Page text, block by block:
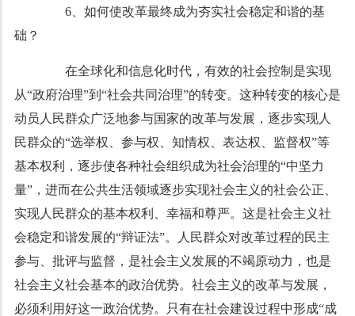
6、如何使改革最终成为夯实社会稳定和谐的基
础？
在全球化和信息化时代，有效的社会控制是实现
从“政府治理”到“社会共同治理”的转变。这种转变的核心是
动员人民群众广泛地参与国家的改革与发展，逐步实现人
民群众的“选举权、参与权、知情权、表达权、监督权”等
基本权利，逐步使各种社会组织成为社会治理的“中坚力
量”，进而在公共生活领域逐步实现社会主义的社会公正、
实现人民群众的基本权利、幸福和尊严。这是社会主义社
会稳定和谐发展的“辩证法”。人民群众对改革过程的民主
参与、批评与监督，是社会主义发展的不竭原动力，也是
社会主义社会基本的政治优势。社会主义的改革与发展，
必须利用好这一政治优势。只有在社会建设过程中形成“成